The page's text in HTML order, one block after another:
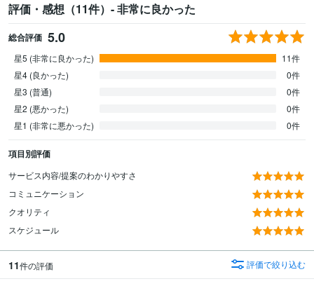
評価・感想（11件）- 非常に良かった
総合評価 5.0
星5 (非常に良かった)
11件
星4 (良かった)
0件
星3 (普通)
0件
星2 (悪かった)
0件
星1 (非常に悪かった)
0件
項目別評価
サービス内容/提案のわかりやすさ
コミュニケーション
クオリティ
スケジュール
11件の評価 評価で絞り込む